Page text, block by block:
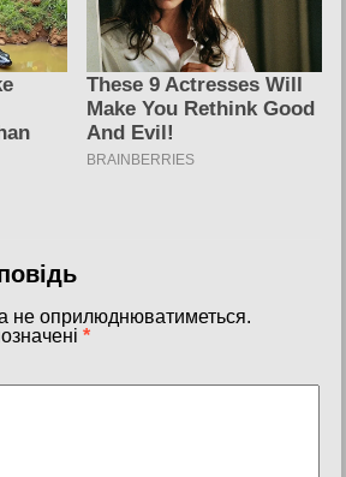
не оприлюднюватиметься.
*